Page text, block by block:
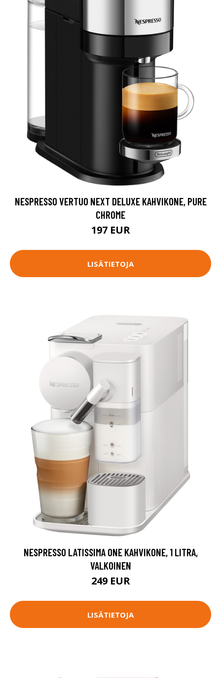
NESPRESSO VERTUO NEXT DELUXE KAHVIKONE, PURE
CHROME
197 EUR
LISÄTIETOJA
NESPRESSO LATISSIMA ONE KAHVIKONE, 1 LITRA,
VALKOINEN
249 EUR
LISÄTIETOJA